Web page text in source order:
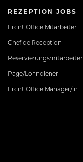
REZEPTION JOBS
Front Office Mitarbeiter
Chef de Reception
Reservierungsmitarbeiter
Page/Lohndiener
Front Office Manager/in